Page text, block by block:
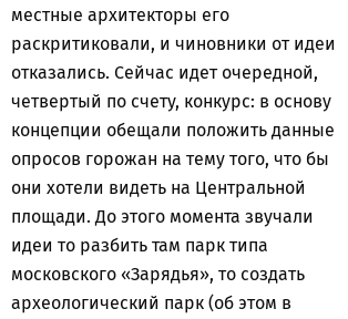
местные архитекторы его
раскритиковали, и чиновники от идеи
отказались. Сейчас идет очередной,
четвертый по счету, конкурс: в основу
концепции обещали положить данные
опросов горожан на тему того, что бы
они хотели видеть на Центральной
площади. До этого момента звучали
идеи то разбить там парк типа
московского «Зарядья», то создать
археологический парк (об этом в